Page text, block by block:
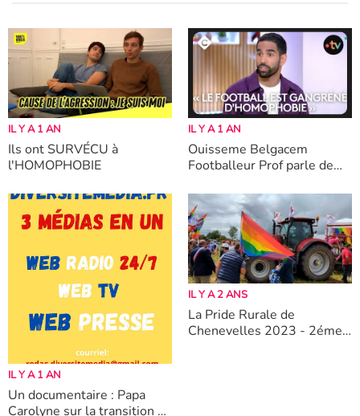
IL Y A 1 AN
Ils ont SURVÉCU à
l'HOMOPHOBIE
IL Y A 1 AN
Ouisseme Belgacem
Footballeur Prof parle de
IL Y A 1 AN
Un documentaire : Papa
Carolyne sur la transition et
IL Y A 2 ANS
La Pride Rurale de
Chenevelles 2023 - 2éme